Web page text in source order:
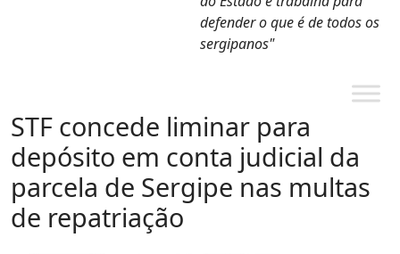
defender o que é de todos os
sergipanos"
STF concede liminar para
depósito em conta judicial da
parcela de Sergipe nas multas
de repatriação